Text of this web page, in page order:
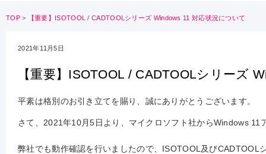
TOP > 【重要】ISOTOOL / CADTOOLシリーズ Windows 11 対応状況について
2021年11月5日
【重要】ISOTOOL / CADTOOLシリーズ
平素は格別のお引き立てを賜り、誠にありがとうございます。
さて、2021年10月5日より、マイクロソフト社からWindows 11
弊社でも動作確認を行いましたので、ISOTOOL及びCADTOOL